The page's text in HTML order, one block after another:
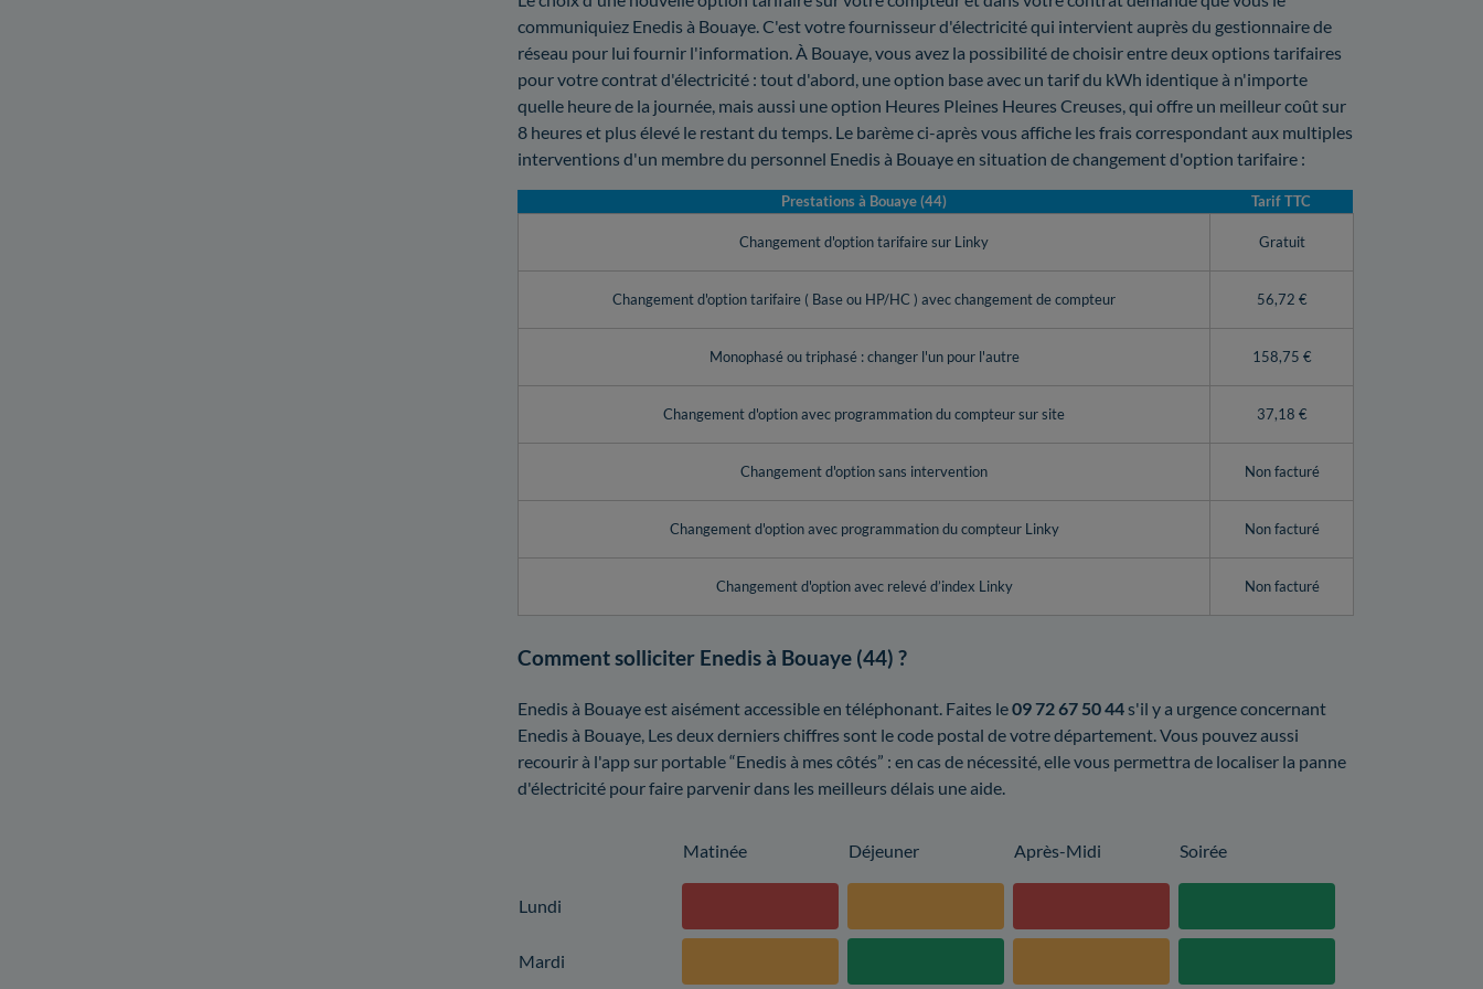
communiquiez Enedis à Bouaye. C'est votre fournisseur d'électricité qui intervient auprès du gestionnaire de
réseau pour lui fournir l'information. À Bouaye, vous avez la possibilité de choisir entre deux options tarifaires
pour votre contrat d'électricité : tout d'abord, une option base avec un tarif du kWh identique à n'importe
quelle heure de la journée, mais aussi une option Heures Pleines Heures Creuses, qui offre un meilleur coût sur
8 heures et plus élevé le restant du temps. Le barème ci-après vous affiche les frais correspondant aux multiples
interventions d'un membre du personnel Enedis à Bouaye en situation de changement d'option tarifaire :
Prestations à Bouaye (44) Tarif TTC
Changement d'option tarifaire sur Linky Gratuit
Changement d'option tarifaire ( Base ou HP/HC ) avec changement de compteur 56,72 €
Monophasé ou triphasé : changer l'un pour l'autre 158,75 €
Changement d'option avec programmation du compteur sur site 37,18 €
Changement d'option sans intervention Non facturé
Changement d'option avec programmation du compteur Linky Non facturé
Changement d'option avec relevé d’index Linky Non facturé
Comment solliciter Enedis à Bouaye (44) ?
Enedis à Bouaye est aisément accessible en téléphonant. Faites le09 72 67 50 44s'il y a urgence concernant
Enedis à Bouaye, Les deux derniers chiffres sont le code postal de votre département. Vous pouvez aussi
recourir à l'app sur portable “Enedis à mes côtés” : en cas de nécessité, elle vous permettra de localiser la panne
d'électricité pour faire parvenir dans les meilleurs délais une aide.
Matinée Déjeuner Après-Midi Soirée
Lundi
Mardi